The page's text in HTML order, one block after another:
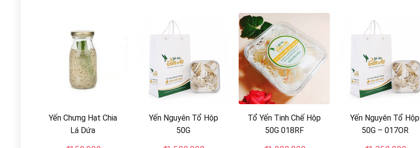
Yến Chưng Hạt Chia
Lá Dứa
Yến Nguyên Tổ Hộp
50G
Tổ Yến Tinh Chế Hộp
50G 018RF
Yến Nguyên Tổ Hộp
50G – 017OR